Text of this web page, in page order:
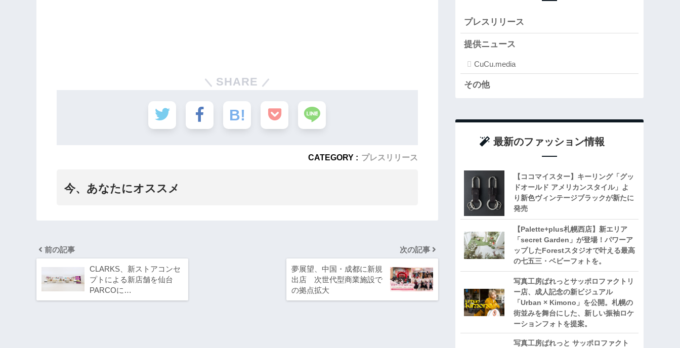
SHARE
CATEGORY : プレスリリース
今、あなたにオススメ
前の記事
CLARKS、新ストアコンセ
プトによる新店舗を仙台
PARCOに…
次の記事
夢展望、中国・成都に新規
出店 次世代型商業施設で
の拠点拡大
プレスリリース
提供ニュース
CuCu.media
その他
最新のファッション情報
【ココマイスター】キーリング「グッ
ドオールド アメリカンスタイル」よ
り新色ヴィンテージブラックが新たに
発売
【Palette+plus札幌西店】新エリア
「secret Garden」が登場！パワーア
ップしたForestスタジオで叶える最高
の七五三・ベビーフォトを。
写真工房ぱれっとサッポロファクトリ
ー店、成人記念の新ビジュアル
「Urban × Kimono」を公開。札幌の
街並みを舞台にした、新しい振袖ロケ
ーションフォトを提案。
写真工房ぱれっと サッポロファクト